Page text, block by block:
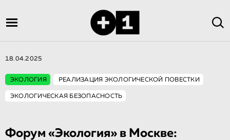
18.04.2025
ЭКОЛОГИЯ РЕАЛИЗАЦИЯ ЭКОЛОГИЧЕСКОЙ ПОВЕСТКИ
ЭКОЛОГИЧЕСКАЯ БЕЗОПАСНОСТЬ
Форум «Экология» в Москве: